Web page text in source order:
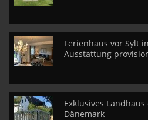
Ferienhaus vor Sylt
Ausstattung
Exklusives
Dänemark